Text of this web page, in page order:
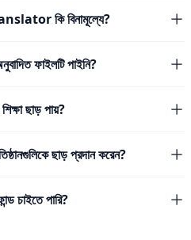
কি বিনামূল্যে?
ফাইলটি পাইনি?
ছাড় পায়?
ছাড় প্রদান করেন?
চাইতে পারি?